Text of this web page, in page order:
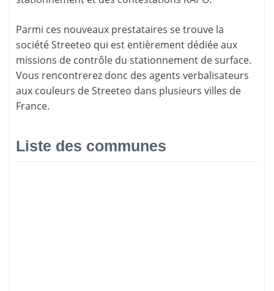
Parmi ces nouveaux prestataires se trouve la
société Streeteo qui est entièrement dédiée aux
missions de contrôle du stationnement de surface.
Vous rencontrerez donc des agents verbalisateurs
aux couleurs de Streeteo dans plusieurs villes de
France.
Liste des communes